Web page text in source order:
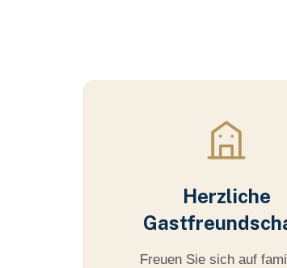
Herzliche
Freuen Sie sich auf